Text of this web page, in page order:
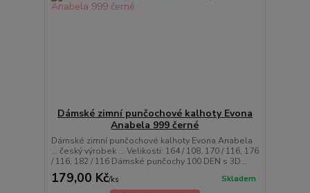
Dámské zimní punčochové kalhoty Evona
Anabela 999 černé
Dámské zimní punčochové kalhoty Evona Anabela
... český výrobek ... Velikosti: 164 / 108, 170 / 116, 176
/ 116, 182 / 116 Dámské punčochy 100 DEN s 3D...
179,00 Kč/ks Skladem